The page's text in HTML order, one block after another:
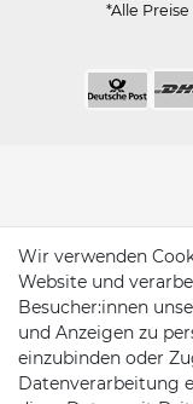
*Alle
Wir verwenden
Website und
Besucher:innen
und Anzeigen zu
einzubinden oder
Datenverarbeitung